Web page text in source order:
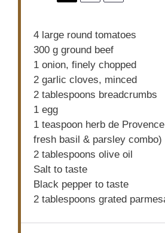
4 large round tomatoes
300 g ground beef
1 onion, finely chopped
2 garlic cloves, minced
2 tablespoons breadcrumbs
1 egg
1 teaspoon herb de
fresh basil & parsley combo)
2 tablespoons olive oil
Salt to taste
Black pepper to taste
2 tablespoons grated